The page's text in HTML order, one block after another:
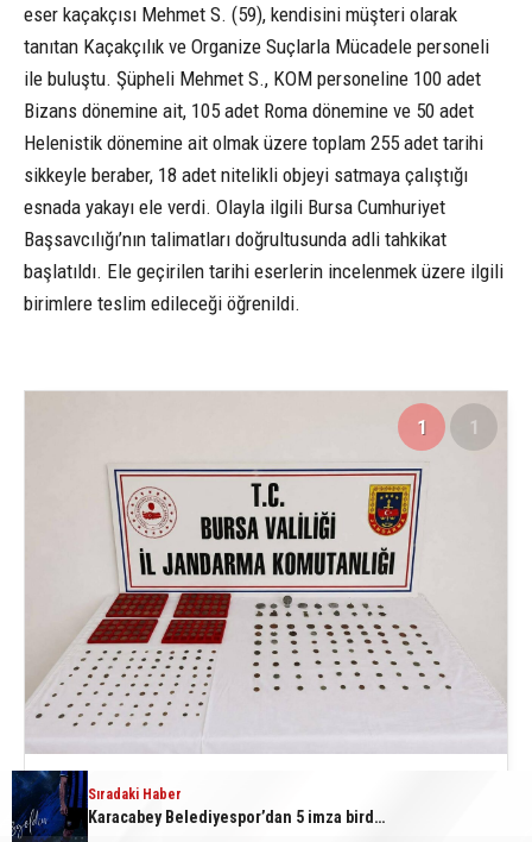
eser kaçakçısı Mehmet S. (59), kendisini müşteri olarak
tanıtan Kaçakçılık ve Organize Suçlarla Mücadele personeli
ile buluştu. Şüpheli Mehmet S., KOM personeline 100 adet
Bizans dönemine ait, 105 adet Roma dönemine ve 50 adet
Helenistik dönemine ait olmak üzere toplam 255 adet tarihi
sikkeyle beraber, 18 adet nitelikli objeyi satmaya çalıştığı
esnada yakayı ele verdi. Olayla ilgili Bursa Cumhuriyet
Başsavcılığı’nın talimatları doğrultusunda adli tahkikat
başlatıldı. Ele geçirilen tarihi eserlerin incelenmek üzere ilgili
birimlere teslim edileceği öğrenildi.
1 1
Sıradaki Haber
Karacabey Belediyespor’dan 5 imza birden